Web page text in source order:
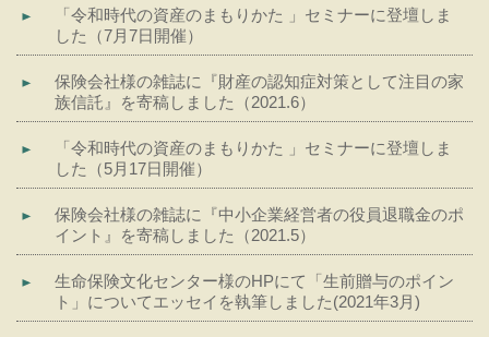
「令和時代の資産のまもりかた 」セミナーに登壇しま
した（7月7日開催）
保険会社様の雑誌に『財産の認知症対策として注目の家
族信託』を寄稿しました（2021.6）
「令和時代の資産のまもりかた 」セミナーに登壇しま
した（5月17日開催）
保険会社様の雑誌に『中小企業経営者の役員退職金のポ
イント』を寄稿しました（2021.5）
生命保険文化センター様のHPにて「生前贈与のポイン
ト」についてエッセイを執筆しました(2021年3月)